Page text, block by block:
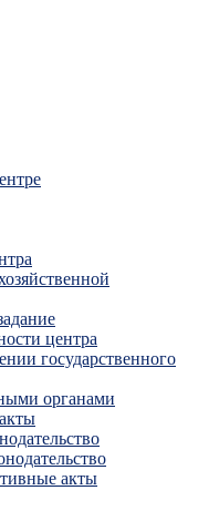
центра
государственного
органами
акты